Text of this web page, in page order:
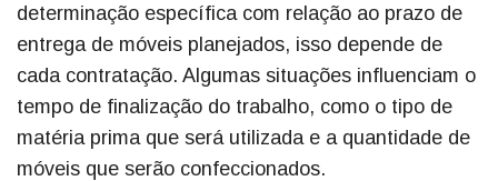
determinação específica com relação ao prazo de
entrega de móveis planejados, isso depende de
cada contratação. Algumas situações influenciam o
tempo de finalização do trabalho, como o tipo de
matéria prima que será utilizada e a quantidade de
móveis que serão confeccionados.